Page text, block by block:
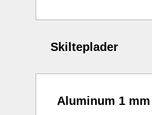
Skilteplader
Aluminum 1 mm